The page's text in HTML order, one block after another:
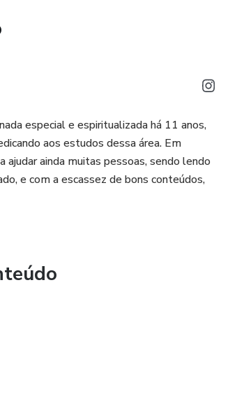
especial e espiritualizada há 11 anos,
aos estudos dessa área. Em
ajudar ainda muitas pessoas, sendo lendo
e com a escassez de bons conteúdos,